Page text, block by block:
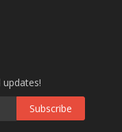
Subscribe